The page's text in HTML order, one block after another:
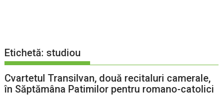
Etichetă: studiou
Cvartetul Transilvan, două recitaluri camerale,
în Săptămâna Patimilor pentru romano-catolici